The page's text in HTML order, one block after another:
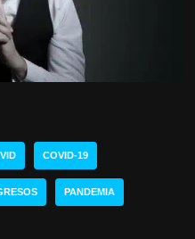
COVID-19
PANDEMIA